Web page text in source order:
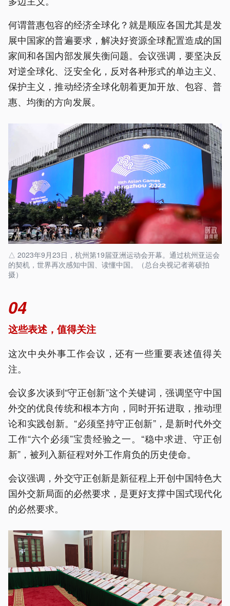
何谓普惠包容的经济全球化？就是顺应各国尤其是发
展中国家的普遍要求，解决好资源全球配置造成的国
家间和各国内部发展失衡问题。会议强调，要坚决反
对逆全球化、泛安全化，反对各种形式的单边主义、
保护主义，推动经济全球化朝着更加开放、包容、普
惠、均衡的方向发展。
△ 2023年9月23日，杭州第19届亚洲运动会开幕。通过杭州亚运会
的契机，世界再次感知中国、读懂中国。（总台央视记者蒋硕拍
摄）
04
这些表述，值得关注
这次中央外事工作会议，还有一些重要表述值得关
注。
会议多次谈到“守正创新”这个关键词，强调坚守中国
外交的优良传统和根本方向，同时开拓进取，推动理
论和实践创新。“必须坚持守正创新”，是新时代外交
工作“六个必须”宝贵经验之一。“稳中求进、守正创
新”，被列入新征程对外工作肩负的历史使命。
会议强调，外交守正创新是新征程上开创中国特色大
国外交新局面的必然要求，是更好支撑中国式现代化
的必然要求。